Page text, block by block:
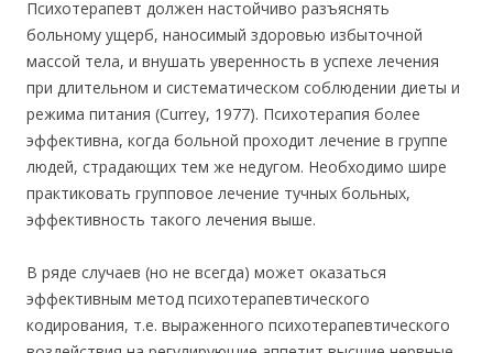
Психотерапевт должен настойчиво разъяснять
больному ущерб, наносимый здоровью избыточной
массой тела, и внушать уверенность в успехе лечения
при длительном и систематическом соблюдении диеты и
режима питания (Currey, 1977). Психотерапия более
эффективна, когда больной проходит лечение в группе
людей, страдающих тем же недугом. Необходимо шире
практиковать групповое лечение тучных больных,
эффективность такого лечения выше.
В ряде случаев (но не всегда) может оказаться
эффективным метод психотерапевтического
кодирования, т.е. выраженного психотерапевтического